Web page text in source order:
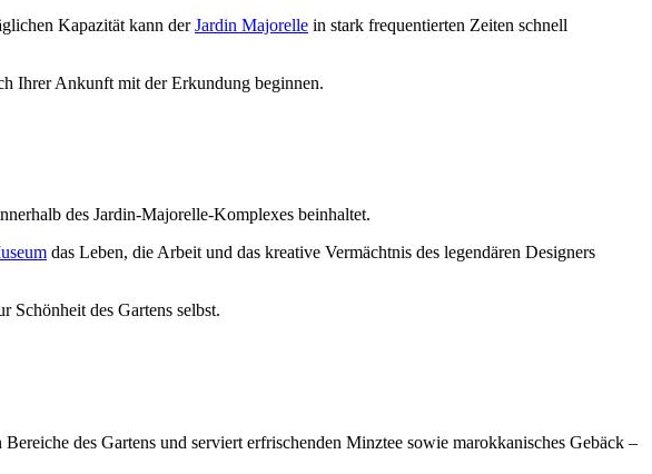
Kapazität kann derJardin Majorelle in stark frequentierten Zeiten schnell
Ihrer Ankunft mit der Erkundung beginnen.
des Jardin-Majorelle-Komplexes beinhaltet.
das Leben, die Arbeit und das kreative Vermächtnis des legendären Designers
Schönheit des Gartens selbst.
des Gartens und serviert erfrischenden Minztee sowie marokkanisches Gebäck –